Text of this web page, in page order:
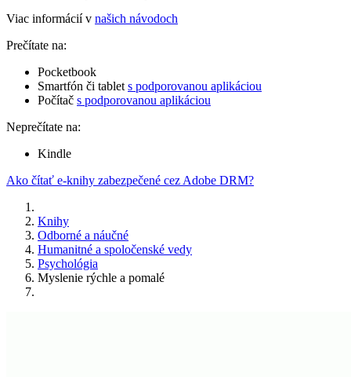
Viac informácií v našich návodoch
Prečítate na:
Pocketbook
Smartfón či tablet s podporovanou aplikáciou
Počítač s podporovanou aplikáciou
Neprečítate na:
Kindle
Ako čítať e-knihy zabezpečené cez Adobe DRM?
Knihy
Odborné a náučné
Humanitné a spoločenské vedy
Psychológia
Myslenie rýchle a pomalé